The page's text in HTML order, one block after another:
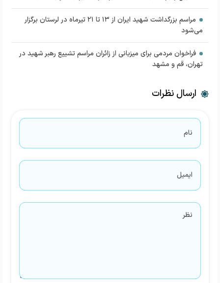
مراسم بزرگداشت شهید ایران از ۱۳ تا ۲۱ تیرماه در لرستان برگزار
می‌شود
فراخوان مردمی برای میزبانی از زائران مراسم تشییع رهبر شهید در
تهران، قم و مشهد
ارسال نظرات